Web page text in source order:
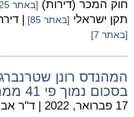
חוק המכר (דירות) [באתר 125]
תקן ישראלי [באתר 85] |
[באתר 7]
המהנדס רונן
בסכום נמוך פי 41 ממה שנפסק
17 פברואר, 2022 | ד"ר